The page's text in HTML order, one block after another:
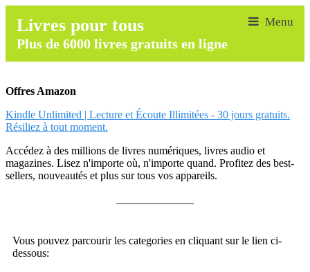
Livres pour tous
Plus de 6000 livres gratuits en ligne
Offres Amazon
Kindle Unlimited | Lecture et Écoute Illimitées - 30 jours gratuits.
Résiliez à tout moment.
Accédez à des millions de livres numériques, livres audio et
magazines. Lisez n'importe où, n'importe quand. Profitez des best-
sellers, nouveautés et plus sur tous vos appareils.
Vous pouvez parcourir les categories en cliquant sur le lien ci-
dessous: